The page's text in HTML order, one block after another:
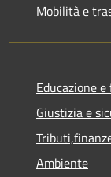
Mobilità e
Educazione
Giustizia e
Ambiente